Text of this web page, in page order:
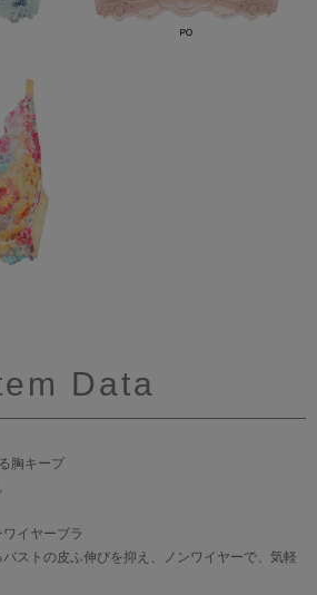
Data
胸キープ
イヤーブラ
ストの皮ふ伸びを抑え、ノンワイヤーで、気軽